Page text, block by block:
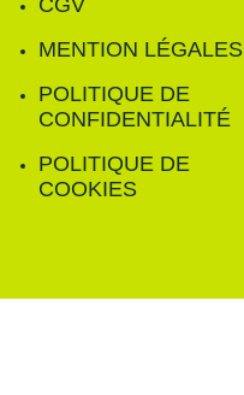
CGV
MENTION LÉGALES
POLITIQUE DE
CONFIDENTIALITÉ
POLITIQUE DE
COOKIES